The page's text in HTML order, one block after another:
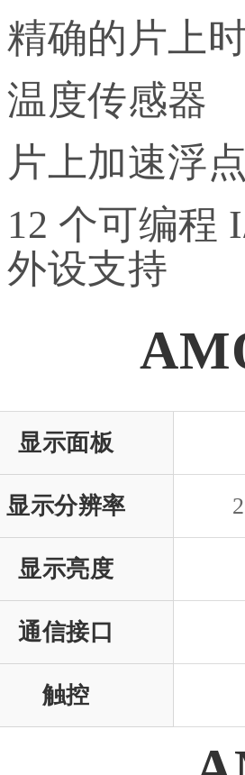
精确的片上
温度传感器
片上加速浮
12 个可编程
外设支持
显示面板
显示分辨率
显示亮度
通信接口
触控